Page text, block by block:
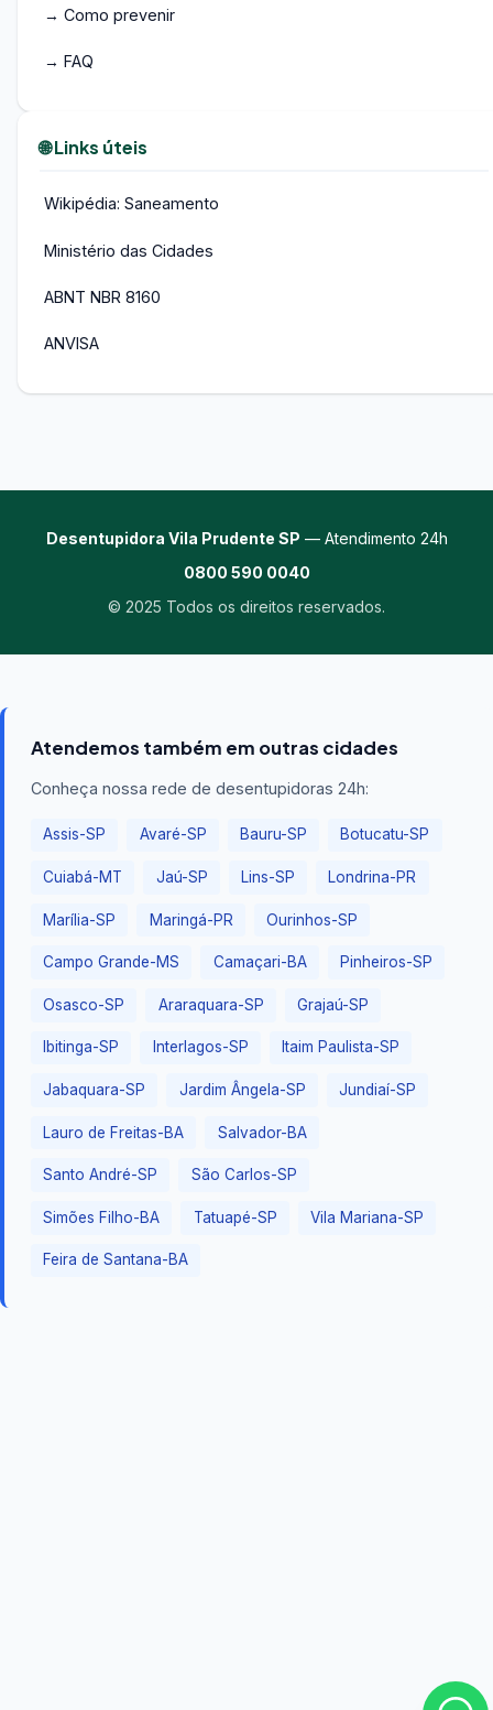
→ Como prevenir
→ FAQ
🌐 Links úteis
Wikipédia: Saneamento
Ministério das Cidades
ABNT NBR 8160
ANVISA
Desentupidora Vila Prudente SP — Atendimento 24h
0800 590 0040
© 2025 Todos os direitos reservados.
Atendemos também em outras cidades
Conheça nossa rede de desentupidoras 24h:
Assis-SP Avaré-SP Bauru-SP Botucatu-SP
Cuiabá-MT Jaú-SP Lins-SP Londrina-PR
Marília-SP Maringá-PR Ourinhos-SP
Campo Grande-MS Camaçari-BA Pinheiros-SP
Osasco-SP Araraquara-SP Grajaú-SP
Ibitinga-SP Interlagos-SP Itaim Paulista-SP
Jabaquara-SP Jardim Ângela-SP Jundiaí-SP
Lauro de Freitas-BA Salvador-BA
Santo André-SP São Carlos-SP
Simões Filho-BA Tatuapé-SP Vila Mariana-SP
Feira de Santana-BA